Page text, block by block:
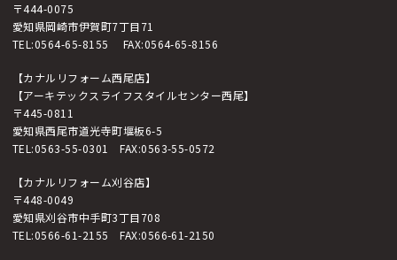
〒444-0075
愛知県岡崎市伊賀町7丁目71
TEL:0564-65-8155 FAX:0564-65-8156
【カナルリフォーム西尾店】
【アーキテックスライフスタイルセンター西尾】
〒445-0811
愛知県西尾市道光寺町堰板6-5
TEL:0563-55-0301 FAX:0563-55-0572
【カナルリフォーム刈谷店】
〒448-0049
愛知県刈谷市中手町3丁目708
TEL:0566-61-2155 FAX:0566-61-2150